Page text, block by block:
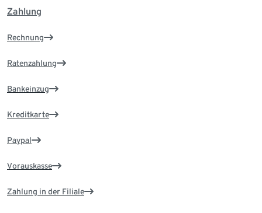
Zahlung
Rechnung
Ratenzahlung
Bankeinzug
Kreditkarte
Paypal
Vorauskasse
Zahlung in der Filiale